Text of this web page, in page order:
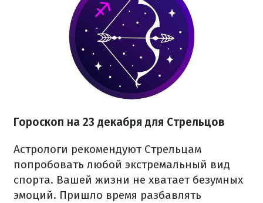
Гороскоп на 23 декабря для Стрельцов
Астрологи рекомендуют Стрельцам
попробовать любой экстремальный вид
спорта. Вашей жизни не хватает безумных
эмоций. Пришло время разбавлять